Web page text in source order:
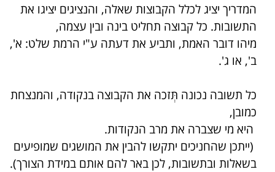
המדריך יציג לכלל הקבוצות שאלה, והנציגים יציגו את
התשובות. כל קבוצה תחליט בינה ובין עצמה,
מיהו דובר האמת, ותביע את דעתה ע"י הרמת שלט: א',
ב', או ג'.
כל תשובה נכונה תְּזכה את הקבוצה בנקודה, והמנצחת
כמובן,
היא מי שצברה את מרב הנקודות.
(ייתכן שהחניכים יתקשו להבין את המושגים שמופיעים
בשאלות ובתשובות, לכן באר להם אותם במידת הצורך).